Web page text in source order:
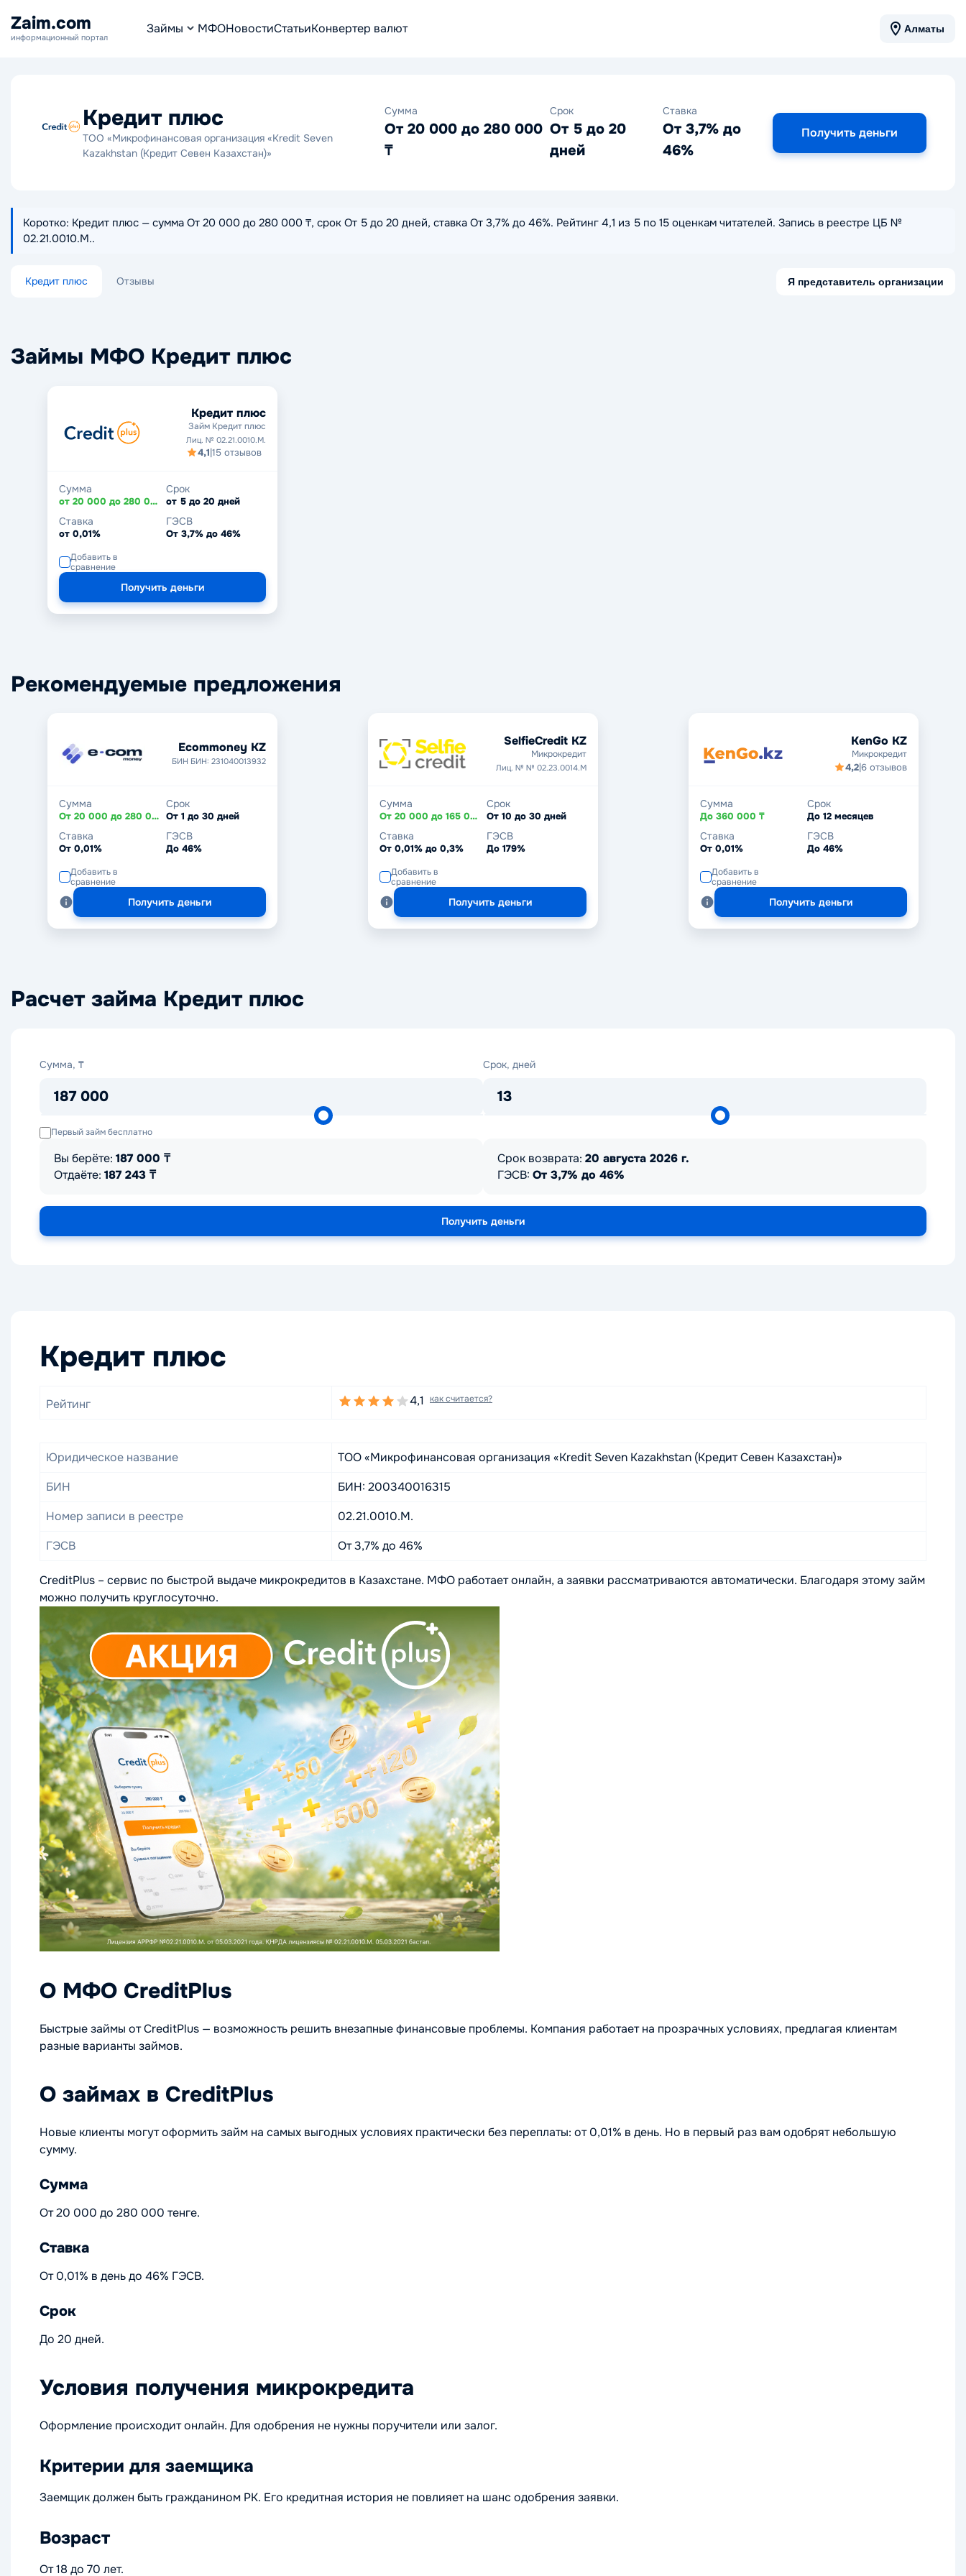
Zaim.com
информационный портал
Займы МФОНовостиСтатьиКонвертер валют Алматы
Кредит плюс
ТОО «Микрофинансовая организация «Kredit Seven
Kazakhstan (Кредит Севен Казахстан)»
Сумма
От 20 000 до 280 000
₸
Срок
От 5 до 20
дней
Ставка
От 3,7% до
46%
Получить деньги
Коротко: Кредит плюс — сумма От 20 000 до 280 000 ₸, срок От 5 до 20 дней, ставка От 3,7% до 46%. Рейтинг 4,1 из 5 по 15 оценкам читателей. Запись в реестре ЦБ №
02.21.0010.M..
Кредит плюс Отзывы Я представитель организации
Займы МФО Кредит плюс
Кредит плюс
Займ Кредит плюс
Лиц. № 02.21.0010.M.
4,1|15 отзывов
Сумма
от 20 000 до 280 000 тенге
Срок
от 5 до 20 дней
Ставка
от 0,01%
ГЭСВ
От 3,7% до 46%
Добавить в
сравнение
Получить деньги
Рекомендуемые предложения
Ecommoney KZ
БИН БИН: 231040013932
Сумма
От 20 000 до 280 000 ₸
Срок
От 1 до 30 дней
Ставка
От 0,01%
ГЭСВ
До 46%
Добавить в
сравнение
Получить деньги
SelfieCredit KZ
Микрокредит
Лиц. № № 02.23.0014.М
Сумма
От 20 000 до 165 000 ₸
Срок
От 10 до 30 дней
Ставка
От 0,01% до 0,3%
ГЭСВ
До 179%
Добавить в
сравнение
Получить деньги
KenGo KZ
Микрокредит
4,2|6 отзывов
Сумма
До 360 000 ₸
Срок
До 12 месяцев
Ставка
От 0,01%
ГЭСВ
До 46%
Добавить в
сравнение
Получить деньги
Расчет займа Кредит плюс
Сумма, ₸
187 000
Сумма,
Срок, дней
13
Срок,
Первый займ бесплатно
Вы берёте: 187 000 ₸
Отдаёте: 187 243 ₸
Срок возврата: 20 августа 2026 г.
ГЭСВ: От 3,7% до 46%
Получить деньги
Кредит плюс
Рейтинг 4,1 как считается?
Юридическое название
ТОО «Микрофинансовая организация «Kredit Seven Kazakhstan (Кредит Севен Казахстан)»
БИН
БИН: 200340016315
Номер записи в реестре
02.21.0010.M.
ГЭСВ
От 3,7% до 46%
CreditPlus – сервис по быстрой выдаче микрокредитов в Казахстане. МФО работает онлайн, а заявки рассматриваются автоматически. Благодаря этому займ
можно получить круглосуточно.
О МФО CreditPlus
Быстрые займы от CreditPlus — возможность решить внезапные финансовые проблемы. Компания работает на прозрачных условиях, предлагая клиентам
разные варианты займов.
О займах в CreditPlus
Новые клиенты могут оформить займ на самых выгодных условиях практически без переплаты: от 0,01% в день. Но в первый раз вам одобрят небольшую
сумму.
Сумма
От 20 000 до 280 000 тенге.
Ставка
От 0,01% в день до 46% ГЭСВ.
Срок
До 20 дней.
Условия получения микрокредита
Оформление происходит онлайн. Для одобрения не нужны поручители или залог.
Критерии для заемщика
Заемщик должен быть гражданином РК. Его кредитная история не повлияет на шанс одобрения заявки.
Возраст
От 18 до 70 лет.